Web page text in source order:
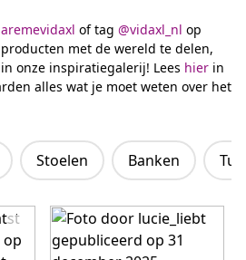
of tag @vidaxl_nl op
met de wereld te delen,
onze inspiratiegalerij! Lees hier in
alles wat je moet weten over het
Stoelen Banken